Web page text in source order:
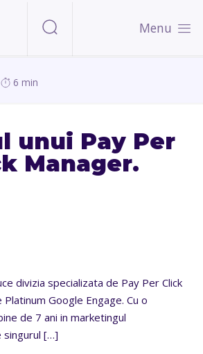
Menu
6 min
unui Pay Per
Manager.
divizia specializata de Pay Per Click
Google Engage. Cu o
de 7 ani in marketingul
singurul […]